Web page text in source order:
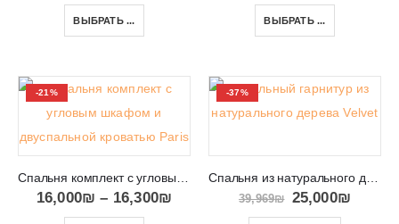
ВЫБРАТЬ ... ВЫБРАТЬ ...
-21%
16,000₪ – 16,300₪
-37%
39,969₪ 25,000₪